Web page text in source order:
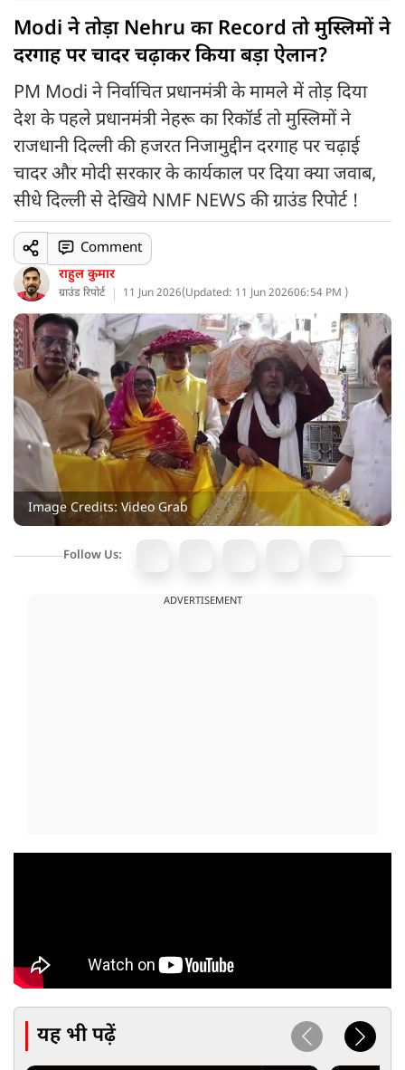
Modi ने तोड़ा Nehru का Record तो मुस्लिमों ने
दरगाह पर चादर चढ़ाकर किया बड़ा ऐलान?
PM Modi ने निर्वाचित प्रधानमंत्री के मामले में तोड़ दिया
देश के पहले प्रधानमंत्री नेहरू का रिकॉर्ड तो मुस्लिमों ने
राजधानी दिल्ली की हजरत निजामुद्दीन दरगाह पर चढ़ाई
चादर और मोदी सरकार के कार्यकाल पर दिया क्या जवाब,
सीधे दिल्ली से देखिये NMF NEWS की ग्राउंड रिपोर्ट !
राहुल कुमार
ग्राउंड रिपोर्ट 11 Jun 2026(Updated: 11 Jun 202606:54 PM )
Comment
Image Credits: Video Grab
Follow Us:
ADVERTISEMENT
यह भी पढ़ें